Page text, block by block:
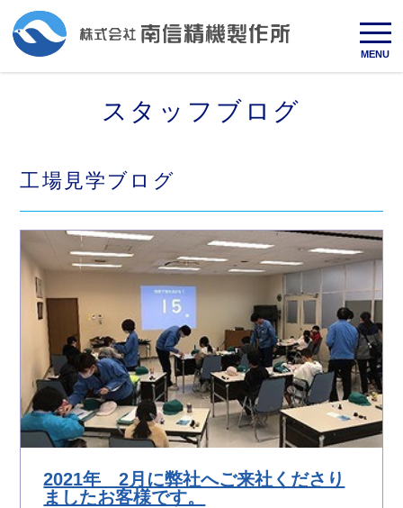
MENU
スタッフブログ
工場見学ブログ
2021年 2月に弊社へご来社くださり
ましたお客様です。